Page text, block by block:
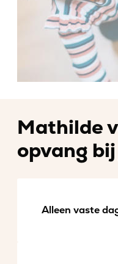
Mathilde
opvang
Alleen vaste